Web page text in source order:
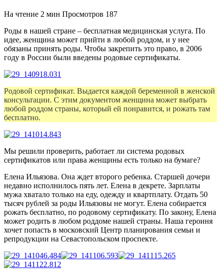
На чтение 2 мин Просмотров 187
Роды в нашей стране – бесплатная медицинская услуга. По
идее, женщина может прийти в любой роддом, и у нее
обязаны принять роды. Чтобы закрепить это право, в 2006
году в России были введены родовые сертификаты.
Родовой сертификат. Выдается каждой беременной в женской
консультации. С этим документом женщина может выбрать
любой роддом страны, который ей понравится, и рожать там
бесплатно.
Мы решили проверить, работает ли система родовых
сертификатов или права женщины есть только на бумаге?
Елена Ильязова. Она ждет второго ребенка. Старшей дочери
недавно исполнилось пять лет. Елена в декрете. Зарплаты
мужа хватало только на еду, одежду и квартплату. Отдать 50
тысяч рублей за роды Ильязовы не могут. Елена собирается
рожать бесплатно, по родовому сертификату. По закону, Елена
может родить в любом роддоме нашей страны. Наша героиня
хочет попасть в московский Центр планирования семьи и
репродукции на Севастопольском проспекте.